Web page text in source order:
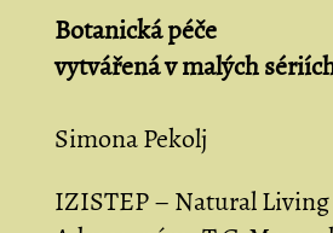
Botanická péče
vytvářenáv malých
Simona Pekolj
IZISTEP – Natural